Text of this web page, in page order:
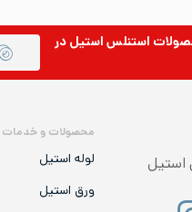
استنلس استیلدر
محصولات و خدمات
لوله استیل
ورق استیل